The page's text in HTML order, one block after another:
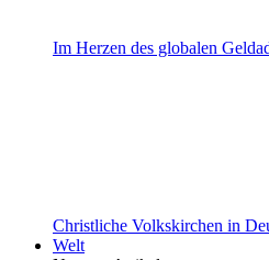
Im Herzen des globalen
Christliche Volkskirchen in
Welt